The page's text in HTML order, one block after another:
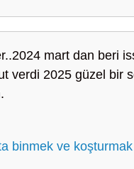
mart dan beri
verdi 2025 güzel bir
binmek ve koşturmak